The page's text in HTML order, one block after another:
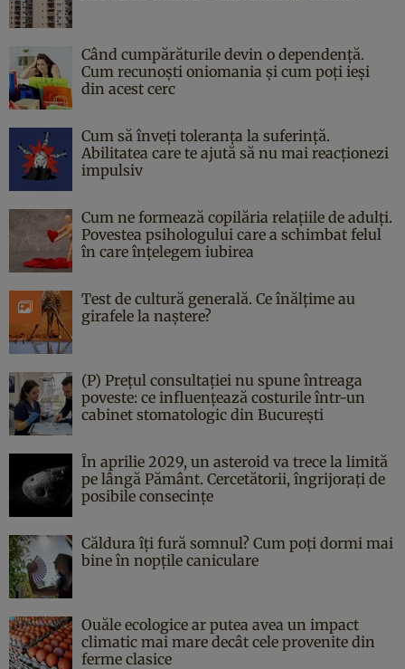
Când cumpărăturile devin o dependență.
Cum recunoști oniomania și cum poți ieși
din acest cerc
Cum să înveți toleranța la suferință.
Abilitatea care te ajută să nu mai reacționezi
impulsiv
Cum ne formează copilăria relațiile de adulți.
Povestea psihologului care a schimbat felul
în care înțelegem iubirea
Test de cultură generală. Ce înălțime au
girafele la naștere?
(P) Prețul consultației nu spune întreaga
poveste: ce influențează costurile într-un
cabinet stomatologic din București
În aprilie 2029, un asteroid va trece la limită
pe lângă Pământ. Cercetătorii, îngrijorați de
posibile consecințe
Căldura îți fură somnul? Cum poți dormi mai
bine în nopțile caniculare
Ouăle ecologice ar putea avea un impact
climatic mai mare decât cele provenite din
ferme clasice